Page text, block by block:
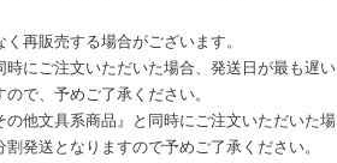
再販売する場合がございます。
にご注文いただいた場合、発送日が最も遅い
で、予めご了承ください。
他文具系商品』と同時にご注文いただいた場
発送となりますので予めご了承ください。